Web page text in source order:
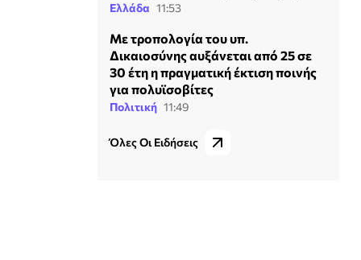
Ελλάδα 11:53
Με τροπολογία του υπ.
Δικαιοσύνης αυξάνεται από 25 σε
30 έτη η πραγματική έκτιση ποινής
για πολυϊσοβίτες
Πολιτική 11:49
Όλες Οι Ειδήσεις